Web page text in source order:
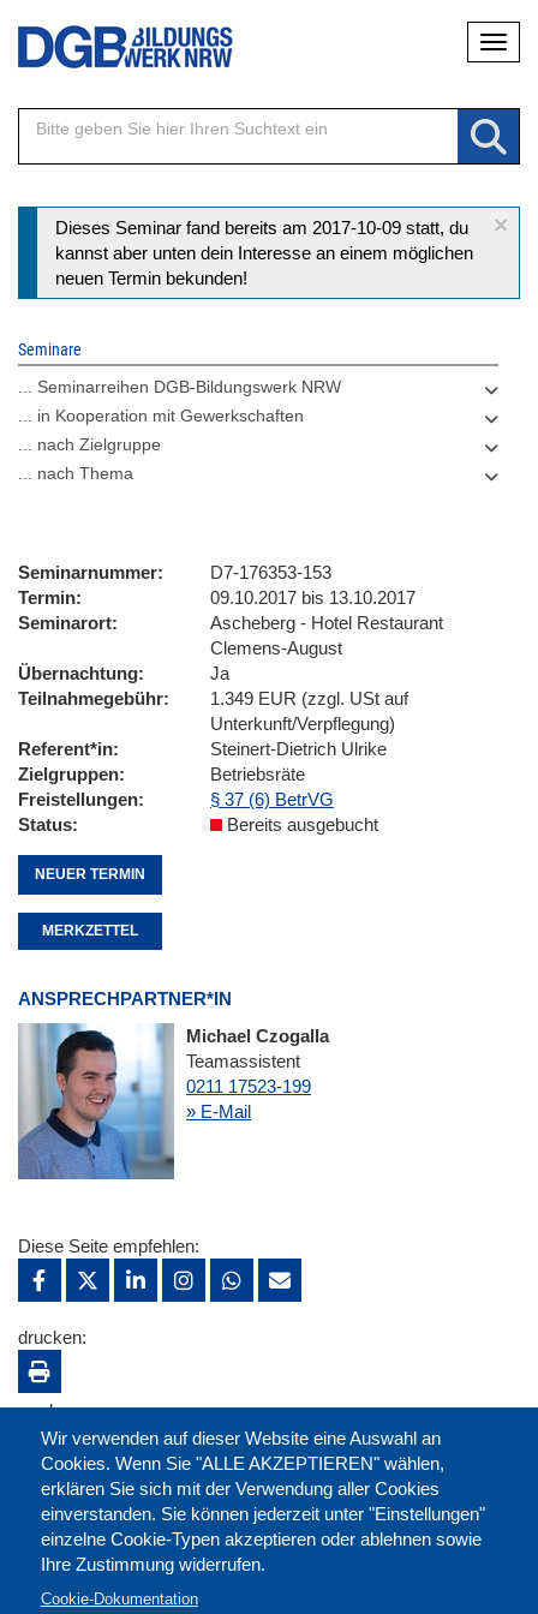
Direkt
Inhalt
×
Statusmeldung
Dieses Seminar fand bereits am 2017-10-09 statt, du
kannst aber unten dein Interesse an einem möglichen
neuen Termin bekunden!
Seminare
... Seminarreihen DGB-Bildungswerk NRW
... in Kooperation mit Gewerkschaften
... nach Zielgruppe
... nach Thema
Seminarnummer
D7-176353-153
Termin
09.10.2017 bis 13.10.2017
Seminarort
Ascheberg - Hotel Restaurant
Clemens-August
Übernachtung
Ja
Teilnahmegebühr
1.349 EUR (zzgl. USt auf
Unterkunft/Verpflegung)
Referent*in
Steinert-Dietrich Ulrike
Zielgruppen
Betriebsräte
Freistellungen
§ 37 (6) BetrVG
Status
Bereits ausgebucht
NEUER TERMIN
MERKZETTEL
ANSPRECHPARTNER*IN
Michael Czogalla
Teamassistent
0211 17523-199
» E-Mail
Wir verwenden auf dieser Website eine Auswahl an
Cookies. Wenn Sie "ALLE AKZEPTIEREN" wählen,
erklären Sie sich mit der Verwendung aller Cookies
einverstanden. Sie können jederzeit unter "Einstellungen"
einzelne Cookie-Typen akzeptieren oder ablehnen sowie
Ihre Zustimmung widerrufen.
Cookie-Dokumentation
Diese Seite empfehlen:
drucken:
merken: